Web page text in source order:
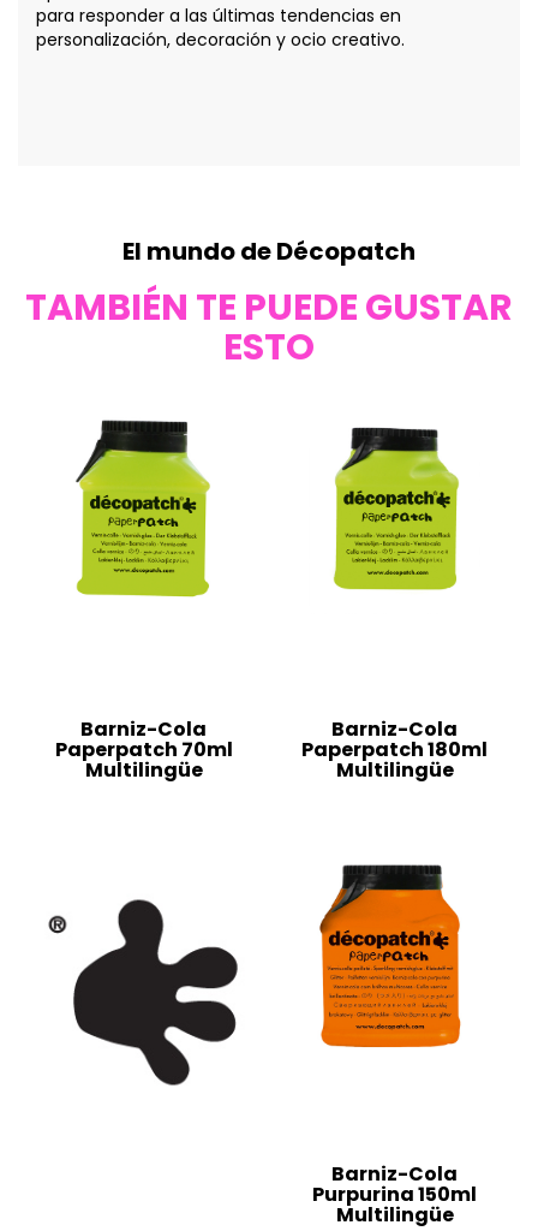
para responder a las últimas tendencias en
personalización, decoración y ocio creativo.
El mundo de Décopatch
TAMBIÉN TE PUEDE GUSTAR
ESTO
Barniz-Cola
Paperpatch 70ml
Multilingüe
Barniz-Cola
Paperpatch 180ml
Multilingüe
Barniz-Cola
Purpurina 150ml
Multilingüe